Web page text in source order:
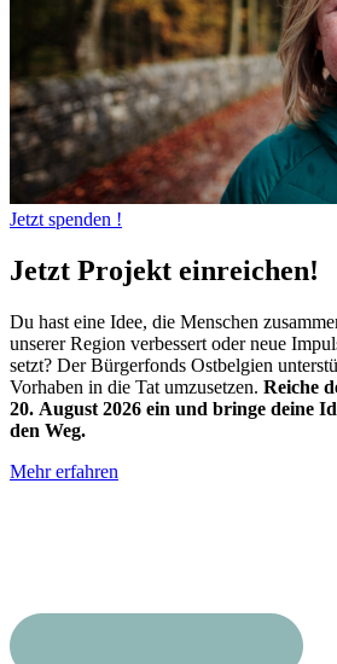
Jetzt spenden !
Jetzt Projekt einreichen!
Du hast eine Idee, die Menschen
unserer Region verbessert oder neue
setzt? Der Bürgerfonds Ostbelgien
Vorhaben in die Tat umzusetzen. Reiche
20. August 2026 ein und bringe deine
den Weg.
Mehr erfahren